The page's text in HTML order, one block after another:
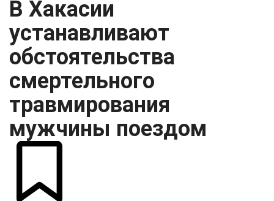
В Хакасии
устанавливают
обстоятельства
смертельного
травмирования
мужчины поездом